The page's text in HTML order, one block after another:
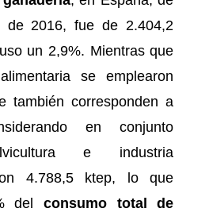
de 2016, fue de 2.404,2
un 2,9%. Mientras que
se emplearon
también corresponden a
en conjunto
e industria
4.788,5 ktep, lo que
delconsumo total de